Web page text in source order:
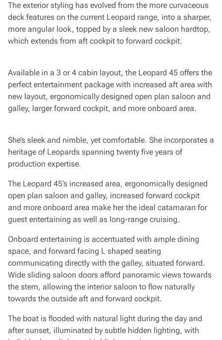
The exterior styling has evolved from the more curvaceous
deck features on the current Leopard range, into a sharper,
more angular look, topped by a sleek new saloon hardtop,
which extends from aft cockpit to forward cockpit.
Available in a 3 or 4 cabin layout, the Leopard 45 offers the
perfect entertainment package with increased aft area with
new layout, ergonomically designed open plan saloon and
galley, larger forward cockpit, and more onboard area.
She’s sleek and nimble, yet comfortable. She incorporates a
heritage of Leopards spanning twenty five years of
production expertise.
The Leopard 45’s increased area, ergonomically designed
open plan saloon and galley, increased forward cockpit
and more onboard area make her the ideal catamaran for
guest entertaining as well as long-range cruising.
Onboard entertaining is accentuated with ample dining
space, and forward facing L shaped seating
communicating directly with the galley, situated forward.
Wide sliding saloon doors afford panoramic views towards
the stern, allowing the interior saloon to flow naturally
towards the outside aft and forward cockpit.
The boat is flooded with natural light during the day and
after sunset, illuminated by subtle hidden lighting, with